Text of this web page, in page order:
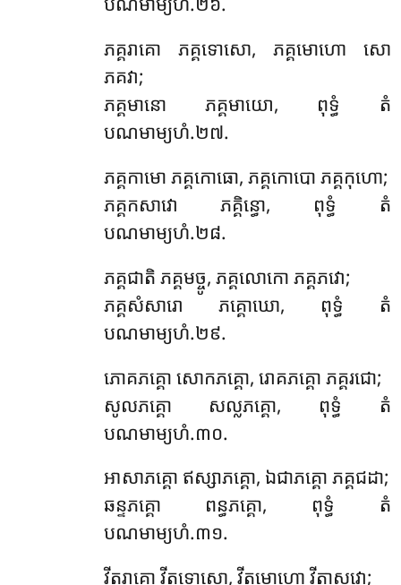
ភគ្គរាគោ ភគ្គទោសោ, ភគ្គមោហោ សោ
ភគវា;
ភគ្គមានោ ភគ្គមាយោ, ពុទ្ធំ តំ
បណមាម្យហំ.២៧.
ភគ្គកាមោ ភគ្គកោធោ, ភគ្គកោបោ ភគ្គកុហោ;
ភគ្គកសាវោ ភគ្គិន្ធោ, ពុទ្ធំ តំ
បណមាម្យហំ.២៨.
ភគ្គជាតិ ភគ្គមច្ចូ, ភគ្គលោកោ ភគ្គភវោ;
ភគ្គសំសារោ ភគ្គោឃោ, ពុទ្ធំ តំ
បណមាម្យហំ.២៩.
ភោគភគ្គោ សោកភគ្គោ, រោគភគ្គោ ភគ្គរជោ;
សូលភគ្គោ សល្លភគ្គោ, ពុទ្ធំ តំ
បណមាម្យហំ.៣០.
អាសាភគ្គោ ឥស្សាភគ្គោ, ឯជាភគ្គោ ភគ្គជដា;
ឆន្ទភគ្គោ ពន្ធភគ្គោ, ពុទ្ធំ តំ
បណមាម្យហំ.៣១.
វីតរាគោ វីតទោសោ, វីតមោហោ វីតាសវោ;